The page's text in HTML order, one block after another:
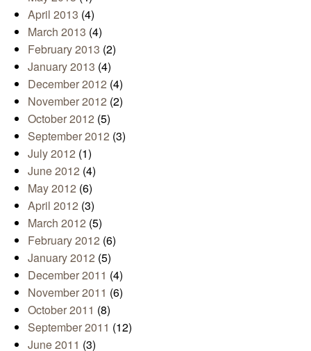
April 2013 (4)
March 2013 (4)
February 2013 (2)
January 2013 (4)
December 2012 (4)
November 2012 (2)
October 2012 (5)
September 2012 (3)
July 2012 (1)
June 2012 (4)
May 2012 (6)
April 2012 (3)
March 2012 (5)
February 2012 (6)
January 2012 (5)
December 2011 (4)
November 2011 (6)
October 2011 (8)
September 2011 (12)
June 2011 (3)